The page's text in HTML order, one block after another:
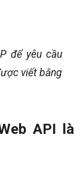
để yêu cầu
viết bằng
API là